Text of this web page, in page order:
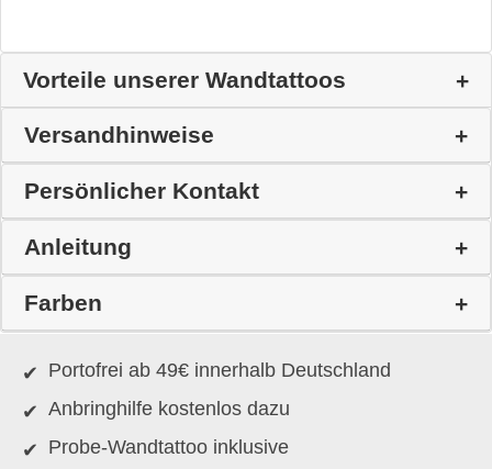
Vorteile unserer Wandtattoos
Versandhinweise
Persönlicher Kontakt
Anleitung
Farben
Portofrei ab 49€ innerhalb Deutschland
Anbringhilfe kostenlos dazu
Probe-Wandtattoo inklusive